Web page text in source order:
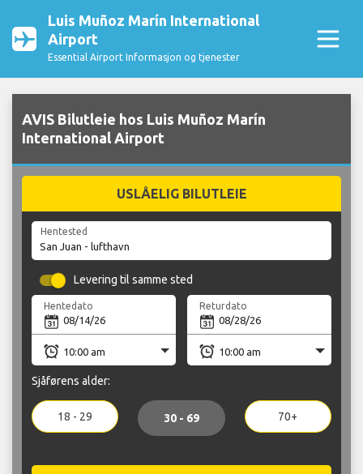
Luis Muñoz Marín International
Airport
Essential Airport Informasjon og tjenester
AVIS Bilutleie hos Luis Muñoz Marín
International Airport
USLÅELIG BILUTLEIE
Hentested
Levering til samme sted
Hentedato Returdato
Sjåførens alder:
18 - 29 30 - 69 70+